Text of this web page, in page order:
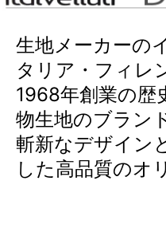
生地メーカーの
タリア・フィレ
1968年創業の歴
物生地のブランド
斬新なデザイン
した高品質のオ